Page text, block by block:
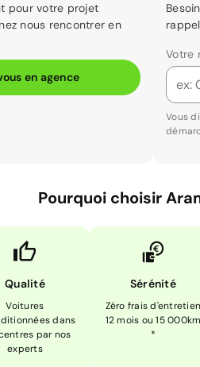
pour votre projet
nous rencontrer en
en agence
Votre
Vous
Pourquoi choisir
Qualité
Voitures
dans
par nos
experts
Sérénité
Zéro frais d'entretien
12 mois ou 15 000km
*